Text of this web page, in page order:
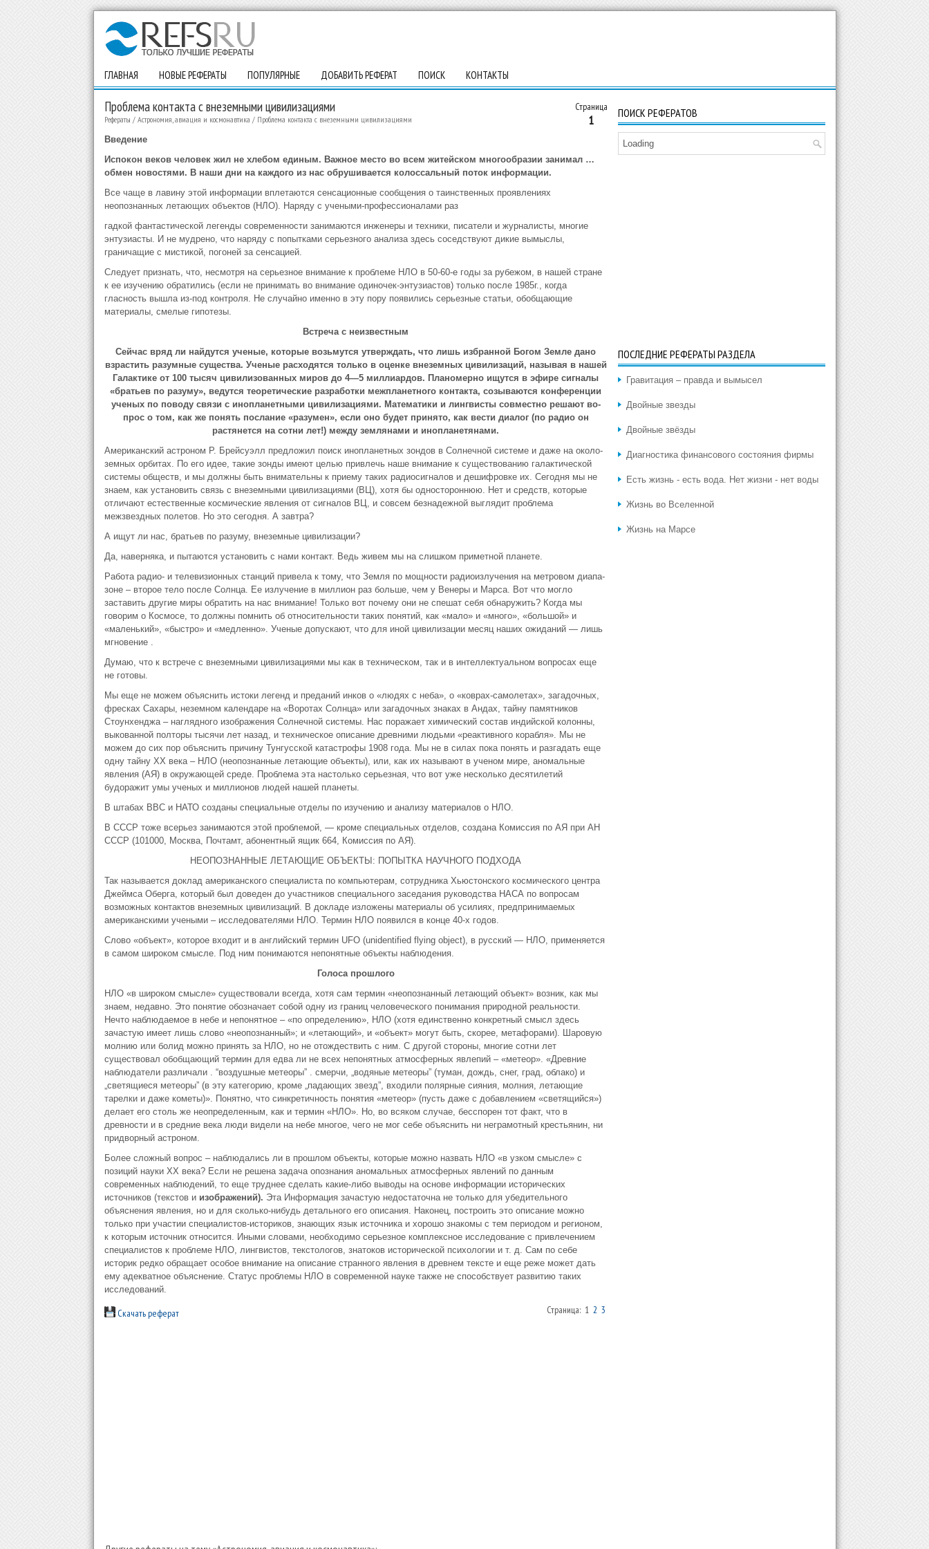
ГЛАВНАЯ НОВЫЕ РЕФЕРАТЫ ПОПУЛЯРНЫЕ ДОБАВИТЬ РЕФЕРАТ ПОИСК КОНТАКТЫ
Страница
1
Проблема контакта с внеземными цивилизациями
Рефераты / Астрономия, авиация и космонавтика / Проблема контакта с внеземными цивилизациями
Введение
Испокон веков человек жил не хлебом единым. Важное место во всем житейском многообразии занимал …
обмен новостями. В наши дни на каждого из нас обрушивается колоссальный поток информации.
Все чаще в лавину этой информации вплетаются сенсационные сообщения о таинственных проявлениях
неопознанных летающих объектов (НЛО). Наряду с учеными-профессионалами раз
гадкой фантастической легенды современности занимаются инженеры и техники, писатели и журналисты, многие
энтузиасты. И не мудрено, что наряду с попытками серьезного анализа здесь соседствуют дикие вымыслы,
граничащие с мистикой, погоней за сенсацией.
Следует признать, что, несмотря на серьезное внимание к проблеме НЛО в 50-60-е годы за рубежом, в нашей стране
к ее изучению обратились (если не принимать во внимание одиночек-энтузиастов) только после 1985г., когда
гласность вышла из-под контроля. Не случайно именно в эту пору появились серьезные статьи, обобщающие
материалы, смелые гипотезы.
Встреча с неизвестным
Сейчас вряд ли найдутся ученые, которые возьмутся утверждать, что лишь избранной Богом Земле дано
взрастить разумные существа. Ученые расходятся только в оценке вне­земных цивилизаций, называя в нашей
Галактике от 100 ты­сяч цивилизованных миров до 4—5 миллиардов. Планомерно ищутся в эфире сигналы
«братьев по разуму», ведутся тео­ретические разработки межпланетного контакта, созываются конференции
ученых по поводу связи с инопланетными циви­лизациями. Математики и лингвисты совместно решают во­
прос о том, как же понять послание «разумен», если оно будет принято, как вести диалог (по радио он
растянется на сотни лет!) между землянами и инопланетянами.
Американский астроном Р. Брейсуэлл предложил поиск инопланетных зондов в Солнечной системе и даже на около­
земных орбитах. По его идее, такие зонды имеют целью привлечь наше внимание к существованию галактической
системы обществ, и мы должны быть внимательны к приему таких радиосигналов и дешифровке их. Сегодня мы не
знаем, как установить связь с внеземными цивилизациями (ВЦ), хотя бы одностороннюю. Нет и средств, которые
отличают естественные космические явления от сигналов ВЦ, и совсем безнадежной выглядит проблема
межзвездных полетов. Но это сегодня. А завтра?
А ищут ли нас, братьев по разуму, внеземные цивилиза­ции?
Да, наверняка, и пытаются установить с нами контакт. Ведь живем мы на слишком приметной планете.
Работа радио- и телевизионных станций привела к тому, что Земля по мощности радиоизлучения на метровом диапа­
зоне – второе тело после Солнца. Ее излучение в миллион раз больше, чем у Венеры и Марса. Вот что могло
заставить другие миры обратить на нас внимание! Только вот почему они не спешат себя обнаружить? Когда мы
говорим о Космосе, то должны помнить об относительности таких понятий, как «мало» и «много», «большой» и
«маленький», «быстро» и «медленно». Ученые допускают, что для иной цивилизации месяц наших ожиданий — лишь
мгновение .
Думаю, что к встрече с внеземными цивилизациями мы как в техническом, так и в интеллектуальном вопросах еще
не готовы.
Мы еще не можем объяснить истоки легенд и преданий инков о «людях с неба», о «коврах-самолетах», загадочных,
фресках Сахары, неземном календаре на «Воротах Солнца» или загадочных знаках в Андах, тайну памятников
Стоунхенджа – наглядного изображения Солнечной системы. Нас поражает химический состав индийской колонны,
выкованной полторы тысячи лет назад, и техническое описание древ­ними людьми «реактивного корабля». Мы не
можем до сих пор объяснить причину Тунгусской катастрофы 1908 года. Мы не в силах пока понять и разгадать еще
одну тайну XX ве­ка – НЛО (неопознанные летающие объекты), или, как их называют в ученом мире, аномальные
явления (АЯ) в окру­жающей среде. Проблема эта настолько серьезная, что вот уже несколько десятилетий
будоражит умы ученых и миллионов людей нашей планеты.
В штабах ВВС и НАТО созданы специальные отделы по изучению и анализу материалов о НЛО.
В СССР тоже всерьез занимаются этой проблемой, — кроме специальных отделов, создана Комиссия по АЯ при АН
СССР (101000, Москва, Почтамт, абонентный ящик 664, Комиссия по АЯ).
НЕОПОЗНАННЫЕ ЛЕТАЮЩИЕ ОБЪЕКТЫ: ПОПЫТКА НАУЧНОГО ПОДХОДА
Так называется доклад американского специалиста по компьютерам, сотрудника Хьюстонского космического центра
Джеймса Оберга, который был доведен до участников специального заседания руководства НАСА по вопросам
возможных контактов внеземных цивилизаций. В докладе изложены материалы об усилиях, предпринимаемых
американскими учеными – исследователями НЛО. Термин НЛО появился в конце 40-х годов.
Слово «объект», которое входит и в английский термин UFO (unidentified flying object), в русский — НЛО, применяется
в самом широком смысле. Под ним понимаются непонятные объекты наблюдения.
Голоса прошлого
НЛО «в широком смысле» существовали всегда, хотя сам термин «неопознанный летающий объект» возник, как мы
знаем, недавно. Это понятие обозначает собой одну из границ человеческого понимания природной реальности.
Нечто наблюдаемое в небе и непонятное – «по определению», НЛО (хотя единственно конкретный смысл здесь
зачастую имеет лишь слово «неопознанный»; и «летающий», и «объект» могут быть, скорее, метафорами). Шаровую
молнию или болид можно принять за НЛО, но не отождествить с ним. С другой стороны, многие сотни лет
существовал обобщающий термин для едва ли не всех непонятных атмосферных явлепий – «метеор». «Древние
наблюдатели различали . “воздушные метеоры” . смерчи, „водяные метеоры” (туман, дождь, снег, град, облако) и
„светящиеся метеоры” (в эту категорию, кроме „падающих звезд”, входили полярные сияния, молния, летающие
тарелки и даже кометы)». Понятно, что синкретичность понятия «метеор» (пусть даже с добавлением «светящийся»)
делает его столь же неопределенным, как и термин «НЛО». Но, во всяком случае, бесспорен тот факт, что в
древности и в средние века люди видели на небе многое, чего не мог себе объяснить ни неграмотный крестьянин, ни
придворный астроном.
Более сложный вопрос – наблюдались ли в прошлом объекты, которые можно назвать НЛО «в узком смысле» с
позиций науки XX века? Если не решена задача опознания аномальных атмосферных явлений по данным
современных наблюдений, то еще труднее сделать какие-либо выводы на основе информации исторических
источников (текстов и изображений). Эта Информация зачастую недостаточна не только для убедительного
объяснения явления, но и для сколько-нибудь детального его описания. Наконец, построить это описание можно
только при участии специалистов-историков, знающих язык источника и хорошо знакомы с тем периодом и регионом,
к которым источник относится. Иными словами, необходимо серьезное комплексное исследование с привлечением
специалистов к проблеме НЛО, лингвистов, текстологов, знатоков исторической психологии и т. д. Сам по себе
историк редко обращает особое внимание на описание странного явления в древнем тексте и еще реже может дать
ему адекватное объяснение. Статус проблемы НЛО в современной науке также не способствует развитию таких
исследований.
Скачать реферат Страница: 1 2 3
ПОИСК РЕФЕРАТОВ
Loading
ПОСЛЕДНИЕ РЕФЕРАТЫ РАЗДЕЛА
Гравитация – правда и вымысел
Двойные звезды
Двойные звёзды
Диагностика финансового состояния фирмы
Есть жизнь - есть вода. Нет жизни - нет воды
Жизнь во Вселенной
Жизнь на Марсе